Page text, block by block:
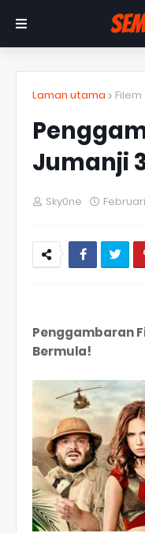
Laman utama
Jumanji
Sky0ne
Penggambaran
Bermula!